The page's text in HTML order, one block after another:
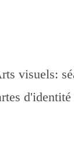
visuels:
d'identité